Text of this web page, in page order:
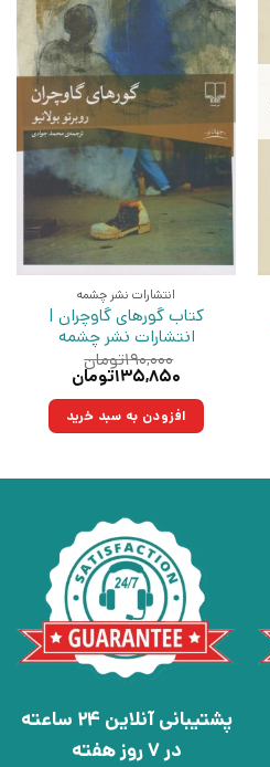
انتشارات نشر چشمه
کتاب گورهای گاوچران |
انتشارات نشر چشمه
۱۹۰,۰۰۰تومان
قیمت
۱۹۰,۰۰۰تومان
بود.
۱۳۵,۸۵۰تومان
۱۳۵,۸۵۰تومان.افزودن به سبد خرید
پشتیبانی آنلاین 24 ساعته
در 7 روز هفته